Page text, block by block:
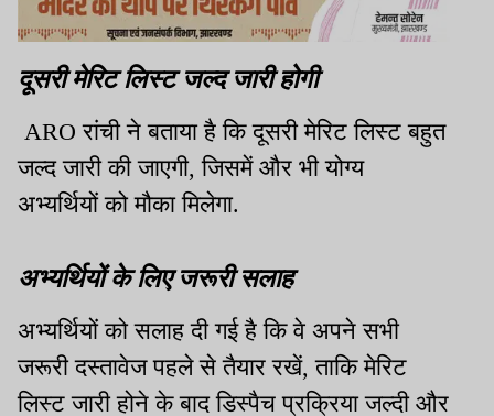
दूसरी मेरिट लिस्ट जल्द जारी होगी
ARO रांची ने बताया है कि दूसरी मेरिट लिस्ट बहुत
जल्द जारी की जाएगी, जिसमें और भी योग्य
अभ्यर्थियों को मौका मिलेगा.
अभ्यर्थियों के लिए जरूरी सलाह
अभ्यर्थियों को सलाह दी गई है कि वे अपने सभी
जरूरी दस्तावेज पहले से तैयार रखें, ताकि मेरिट
लिस्ट जारी होने के बाद डिस्पैच प्रक्रिया जल्दी और